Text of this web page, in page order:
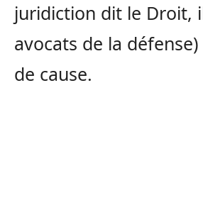
juridiction dit le Droit,
avocats de la
de cause.